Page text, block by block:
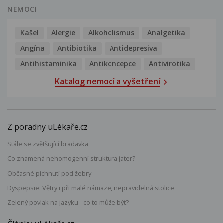
NEMOCI
Kašel Alergie Alkoholismus
Analgetika
Angína
Antibiotika
Antidepresiva
Antihistaminika
Antikoncepce Antivirotika
Katalog nemocí a vyšetření
Z poradny uLékaře.cz
Stále se zvětšující bradavka
Co znamená nehomogenní struktura jater?
Občasné píchnutí pod žebry
Dyspepsie: Větry i při malé námaze, nepravidelná stolice
Zelený povlak na jazyku - co to může být?